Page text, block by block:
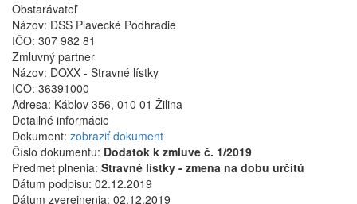
Obstarávateľ
Názov: DSS Plavecké Podhradie
IČO: 307 982 81
Zmluvný partner
Názov: DOXX - Stravné lístky
IČO: 36391000
Adresa: Káblov 356, 010 01 Žilina
Detailné informácie
Dokument: zobraziť dokument
Číslo dokumentu: Dodatok k zmluve č. 1/2019
Predmet plnenia: Stravné lístky - zmena na dobu určitú
Dátum podpisu: 02.12.2019
Dátum zverejnenia: 02.12.2019